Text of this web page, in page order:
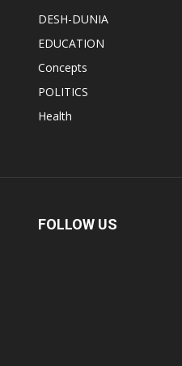
DESH-DUNIA
EDUCATION
Concepts
POLITICS
Health
FOLLOW US